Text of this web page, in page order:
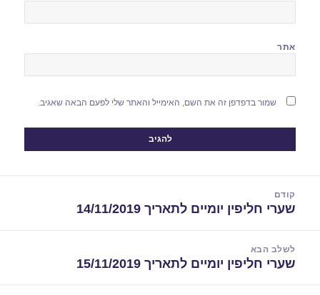
אתר
שמור בדפדפן זה את השם, האימייל והאתר שלי לפעם הבאה שאגיב.
קודם
הפוסט
שערי חליפין יומיים לתאריך 14/11/2019
לשלב הבא
הפוסט
שערי חליפין יומיים לתאריך 15/11/2019